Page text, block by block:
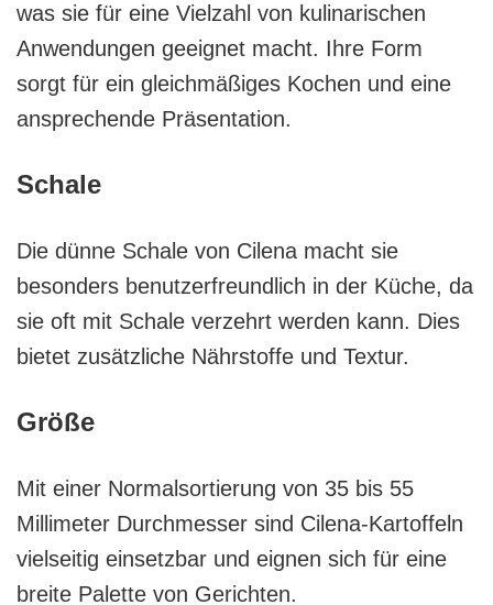
was sie für eine Vielzahl von kulinarischen
Anwendungen geeignet macht. Ihre Form
sorgt für ein gleichmäßiges Kochen und eine
ansprechende Präsentation.
Schale
Die dünne Schale von Cilena macht sie
besonders benutzerfreundlich in der Küche, da
sie oft mit Schale verzehrt werden kann. Dies
bietet zusätzliche Nährstoffe und Textur.
Größe
Mit einer Normalsortierung von 35 bis 55
Millimeter Durchmesser sind Cilena-Kartoffeln
vielseitig einsetzbar und eignen sich für eine
breite Palette von Gerichten.